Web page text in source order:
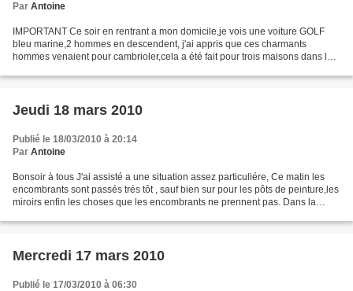
Par Antoine
IMPORTANT Ce soir en rentrant a mon domicile,je vois une voiture GOLF
bleu marine,2 hommes en descendent, j'ai appris que ces charmants
hommes venaient pour cambrioler,cela a été fait pour trois maisons dans la
Jeudi 18 mars 2010
Publié le 18/03/2010 à 20:14
Par Antoine
Bonsoir à tous J'ai assisté a une situation assez particuliére, Ce matin les
encombrants sont passés trés tôt , sauf bien sur pour les pôts de peinture,les
miroirs enfin les choses que les encombrants ne prennent pas. Dans la
Mercredi 17 mars 2010
Publié le 17/03/2010 à 06:30